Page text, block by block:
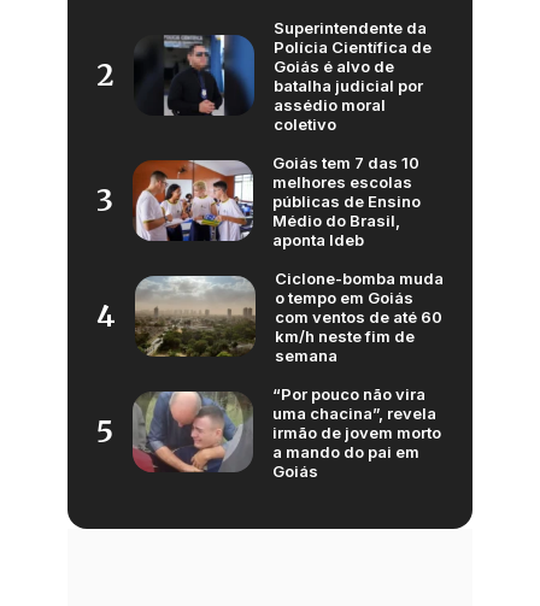
2
Superintendente da
Polícia Científica de
Goiás é alvo de
batalha judicial por
assédio moral
coletivo
3
Goiás tem 7 das 10
melhores escolas
públicas de Ensino
Médio do Brasil,
aponta Ideb
4
Ciclone-bomba muda
o tempo em Goiás
com ventos de até 60
km/h neste fim de
semana
5
“Por pouco não vira
uma chacina”, revela
irmão de jovem morto
a mando do pai em
Goiás